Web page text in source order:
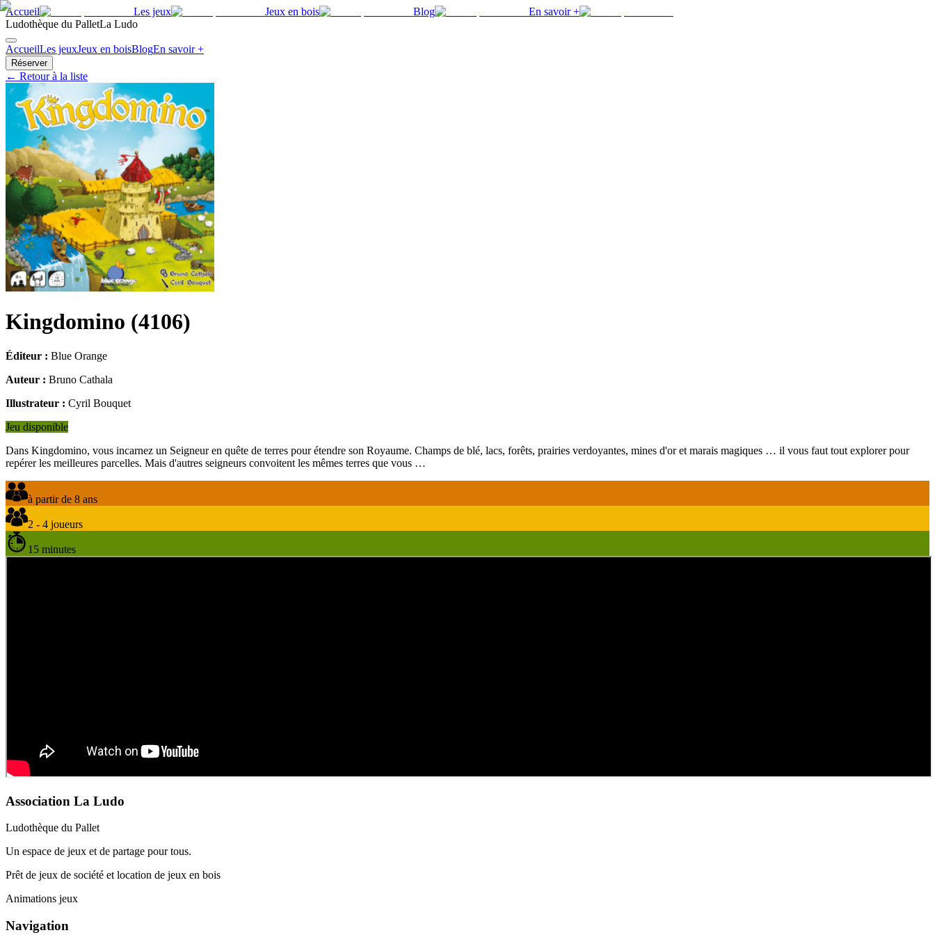
Accueil Les jeux Jeux en bois Blog
En savoir +
Ludothèque du PalletLa Ludo
AccueilLes jeuxJeux en boisBlogEn savoir +
Réserver
← Retour à la liste
Kingdomino (4106)
Éditeur : Blue Orange
Auteur : Bruno Cathala
Illustrateur : Cyril Bouquet
Jeu disponible
Dans Kingdomino, vous incarnez un Seigneur en quête de terres pour étendre son Royaume. Champs de blé, lacs, forêts, prairies verdoyantes, mines d'or et marais magiques … il vous faut tout explorer pour
repérer les meilleures parcelles. Mais d'autres seigneurs convoitent les mêmes terres que vous …
à partir de 8 ans
2 - 4 joueurs
15 minutes
Association La Ludo
Ludothèque du Pallet
Un espace de jeux et de partage pour tous.
Prêt de jeux de société et location de jeux en bois
Animations jeux
Navigation